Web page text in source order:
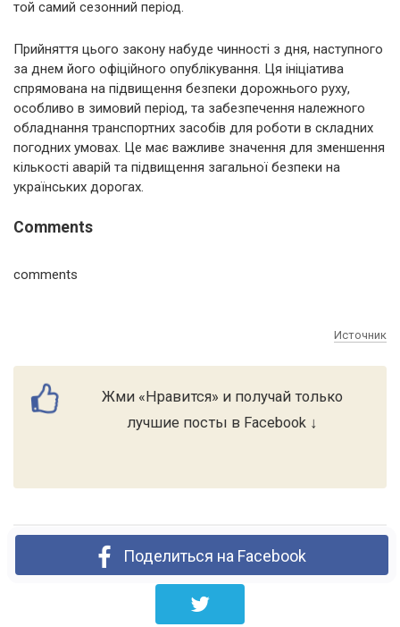
той самий сезонний період.
Прийняття цього закону набуде чинності з дня, наступного
за днем його офіційного опублікування. Ця ініціатива
спрямована на підвищення безпеки дорожнього руху,
особливо в зимовий період, та забезпечення належного
обладнання транспортних засобів для роботи в складних
погодних умовах. Це має важливе значення для зменшення
кількості аварій та підвищення загальної безпеки на
українських дорогах.
Comments
comments
Источник
Жми «Нравится» и получай только
лучшие посты в Facebook ↓
Поделиться на Facebook